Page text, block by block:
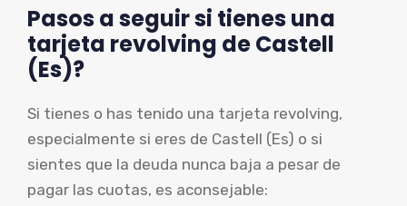
Pasos a seguir si tienes una
tarjeta revolving de Castell
(Es)?
Si tienes o has tenido una tarjeta revolving,
especialmente si eres de Castell (Es) o si
sientes que la deuda nunca baja a pesar de
pagar las cuotas, es aconsejable: